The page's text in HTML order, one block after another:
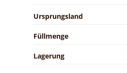
Ursprungsland
Füllmenge
Lagerung